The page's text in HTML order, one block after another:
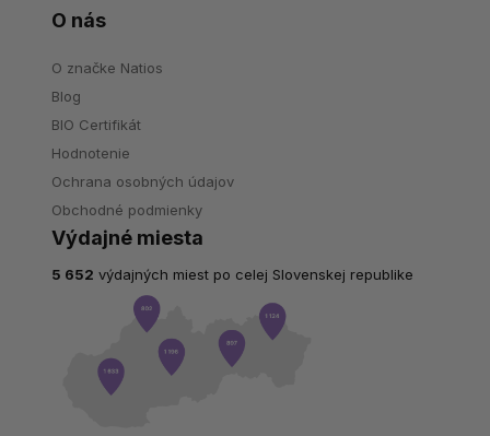
O nás
O značke Natios
Blog
BIO Certifikát
Hodnotenie
Ochrana osobných údajov
Obchodné podmienky
Výdajné miesta
5 652 výdajných miest po celej Slovenskej republike